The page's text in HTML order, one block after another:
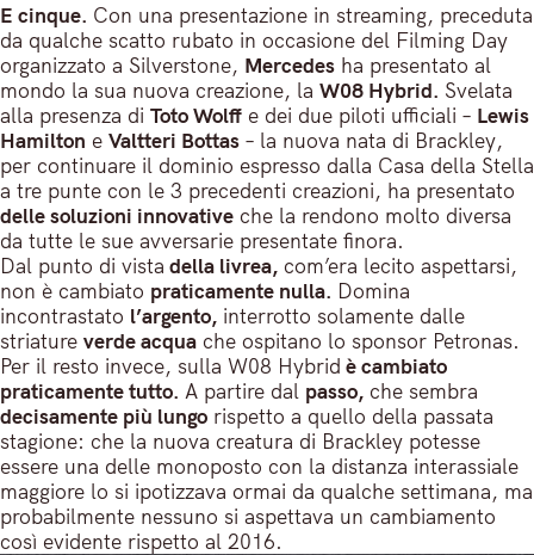
E cinque. Con una presentazione in streaming, preceduta
da qualche scatto rubato in occasione del Filming Day
organizzato a Silverstone, Mercedes ha presentato al
mondo la sua nuova creazione, la W08 Hybrid. Svelata
alla presenza di Toto Wolff e dei due piloti ufficiali – Lewis
Hamilton e Valtteri Bottas – la nuova nata di Brackley,
per continuare il dominio espresso dalla Casa della Stella
a tre punte con le 3 precedenti creazioni, ha presentato
delle soluzioni innovative che la rendono molto diversa
da tutte le sue avversarie presentate finora.
Dal punto di vista della livrea, com’era lecito aspettarsi,
non è cambiato praticamente nulla. Domina
incontrastato l’argento, interrotto solamente dalle
striature verde acqua che ospitano lo sponsor Petronas.
Per il resto invece, sulla W08 Hybrid è cambiato
praticamente tutto. A partire dal passo, che sembra
decisamente più lungo rispetto a quello della passata
stagione: che la nuova creatura di Brackley potesse
essere una delle monoposto con la distanza interassiale
maggiore lo si ipotizzava ormai da qualche settimana, ma
probabilmente nessuno si aspettava un cambiamento
così evidente rispetto al 2016.